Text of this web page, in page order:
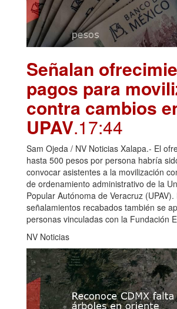
Señalan
pagos para
contra cambios
UPAV.17:44
Sam Ojeda / NV Noticias Xalapa.- El
hasta 500 pesos por persona habría
convocar asistentes a la movilización
de ordenamiento administrativo de la
Popular Autónoma de Veracruz
señalamientos recabados también se
personas vinculadas con la Fundación
NV Noticias